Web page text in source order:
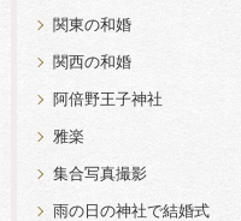
関東の和婚
関西の和婚
阿倍野王子神社
雅楽
集合写真撮影
雨の日の神社で結婚式